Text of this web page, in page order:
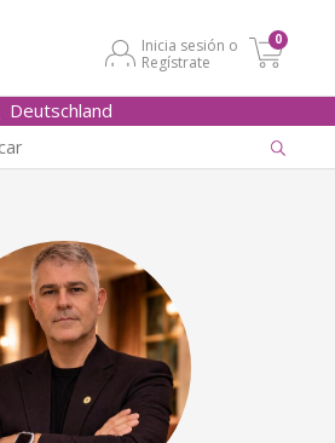
Inicia sesión o
Regístrate
0
Deutschland